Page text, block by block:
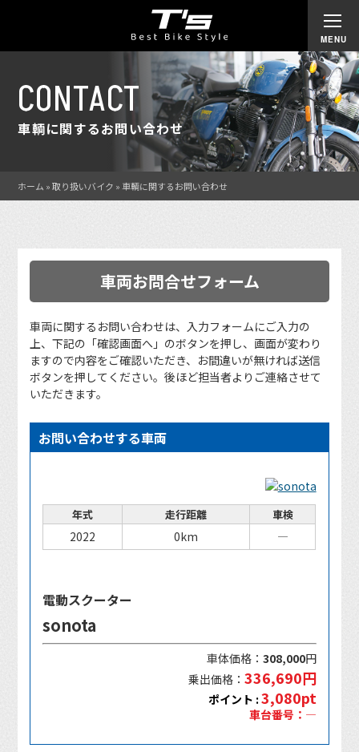
CONTACT
車輌に関するお問い合わせ
ホーム »取り扱いバイク »車輌に関するお問い合わせ
車両お問合せフォーム
車両に関するお問い合わせは、入力フォームにご入力の
上、下記の「確認画面へ」のボタンを押し、画面が変わり
ますので内容をご確認いただき、お間違いが無ければ送信
ボタンを押してください。後ほど担当者よりご連絡させて
いただきます。
お問い合わせする車両
年式 走行距離 車検
2022 0km ―
電動スクーター
sonota
車体価格： 308,000円
乗出価格： 336,690円
ポイント : 3,080pt
車台番号：―